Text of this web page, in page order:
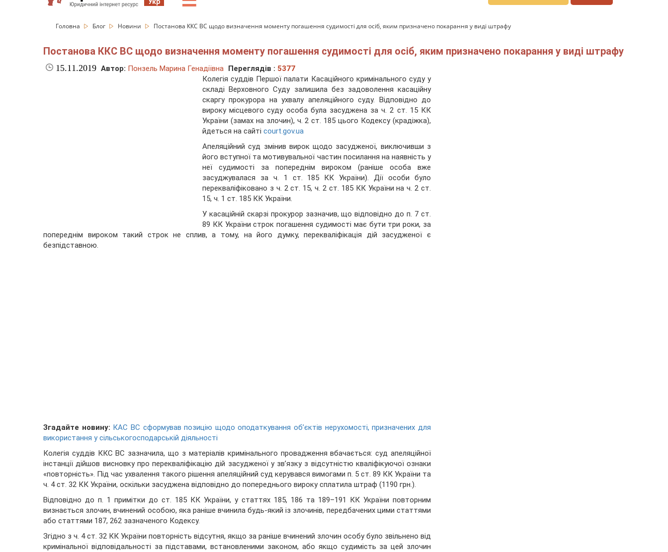
Головна Блог Новини Постанова ККС ВС щодо визначення моменту погашення судимості для осіб, яким призначено покарання у виді штрафу
Постанова ККС ВС щодо визначення моменту погашення судимості для осіб, яким призначено покарання у виді штрафу
15.11.2019 Автор: Понзель Марина Генадіївна Переглядів : 5377
Колегія суддів Першої палати Касаційного кримінального суду у
складі Верховного Суду залишила без задоволення касаційну
скаргу прокурора на ухвалу апеляційного суду. Відповідно до
вироку місцевого суду особа була засуджена за ч. 2 ст. 15 КК
України (замах на злочин), ч. 2 ст. 185 цього Кодексу (крадіжка),
йдеться на сайті court.gov.ua
Апеляційний суд змінив вирок щодо засудженої, виключивши з
його вступної та мотивувальної частин посилання на наявність у
неї судимості за попереднім вироком (раніше особа вже
засуджувалася за ч. 1 ст. 185 КК України). Дії особи було
перекваліфіковано з ч. 2 ст. 15, ч. 2 ст. 185 КК України на ч. 2 ст.
15, ч. 1 ст. 185 КК України.
У касаційній скарзі прокурор зазначив, що відповідно до п. 7 ст.
89 КК України строк погашення судимості має бути три роки, за
попереднім вироком такий строк не сплив, а тому, на його думку, перекваліфікація дій засудженої є
безпідставною.
Згадайте новину: КАС ВС сформував позицію щодо оподаткування об’єктів нерухомості, призначених для
використання у сільськогосподарській діяльності
Колегія суддів ККС ВС зазначила, що з матеріалів кримінального провадження вбачається: суд апеляційної
інстанції дійшов висновку про перекваліфікацію дій засудженої у звʼязку з відсутністю кваліфікуючої ознаки
«повторність». Під час ухвалення такого рішення апеляційний суд керувався вимогами п. 5 ст. 89 КК України та
ч. 4 ст. 32 КК України, оскільки засуджена відповідно до попереднього вироку сплатила штраф (1190 грн.).
Відповідно до п. 1 примітки до ст. 185 КК України, у статтях 185, 186 та 189–191 КК України повторним
визнається злочин, вчинений особою, яка раніше вчинила будь-який із злочинів, передбачених цими статтями
або статтями 187, 262 зазначеного Кодексу.
Згідно з ч. 4 ст. 32 КК України повторність відсутня, якщо за раніше вчинений злочин особу було звільнено від
кримінальної відповідальності за підставами, встановленими законом, або якщо судимість за цей злочин